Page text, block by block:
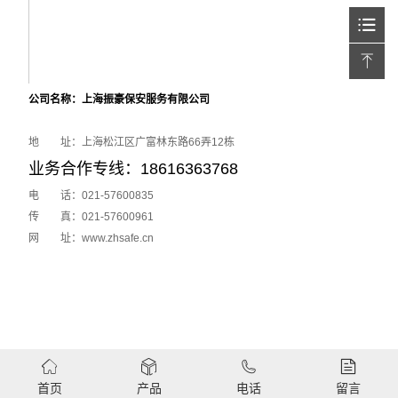
公司名称：上海振豪保安服务有限公司
地 址：上海松江区广富林东路66弄12栋
业务合作专线：18616363768
电 话：021-57600835
传 真：021-57600961
网 址：www.zhsafe.cn
首页 产品 电话 留言